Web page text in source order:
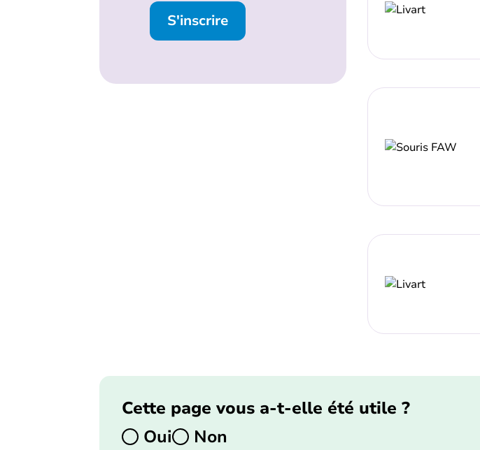
S'inscrire
Cette page vous a-t-elle été utile ?
Oui
Non